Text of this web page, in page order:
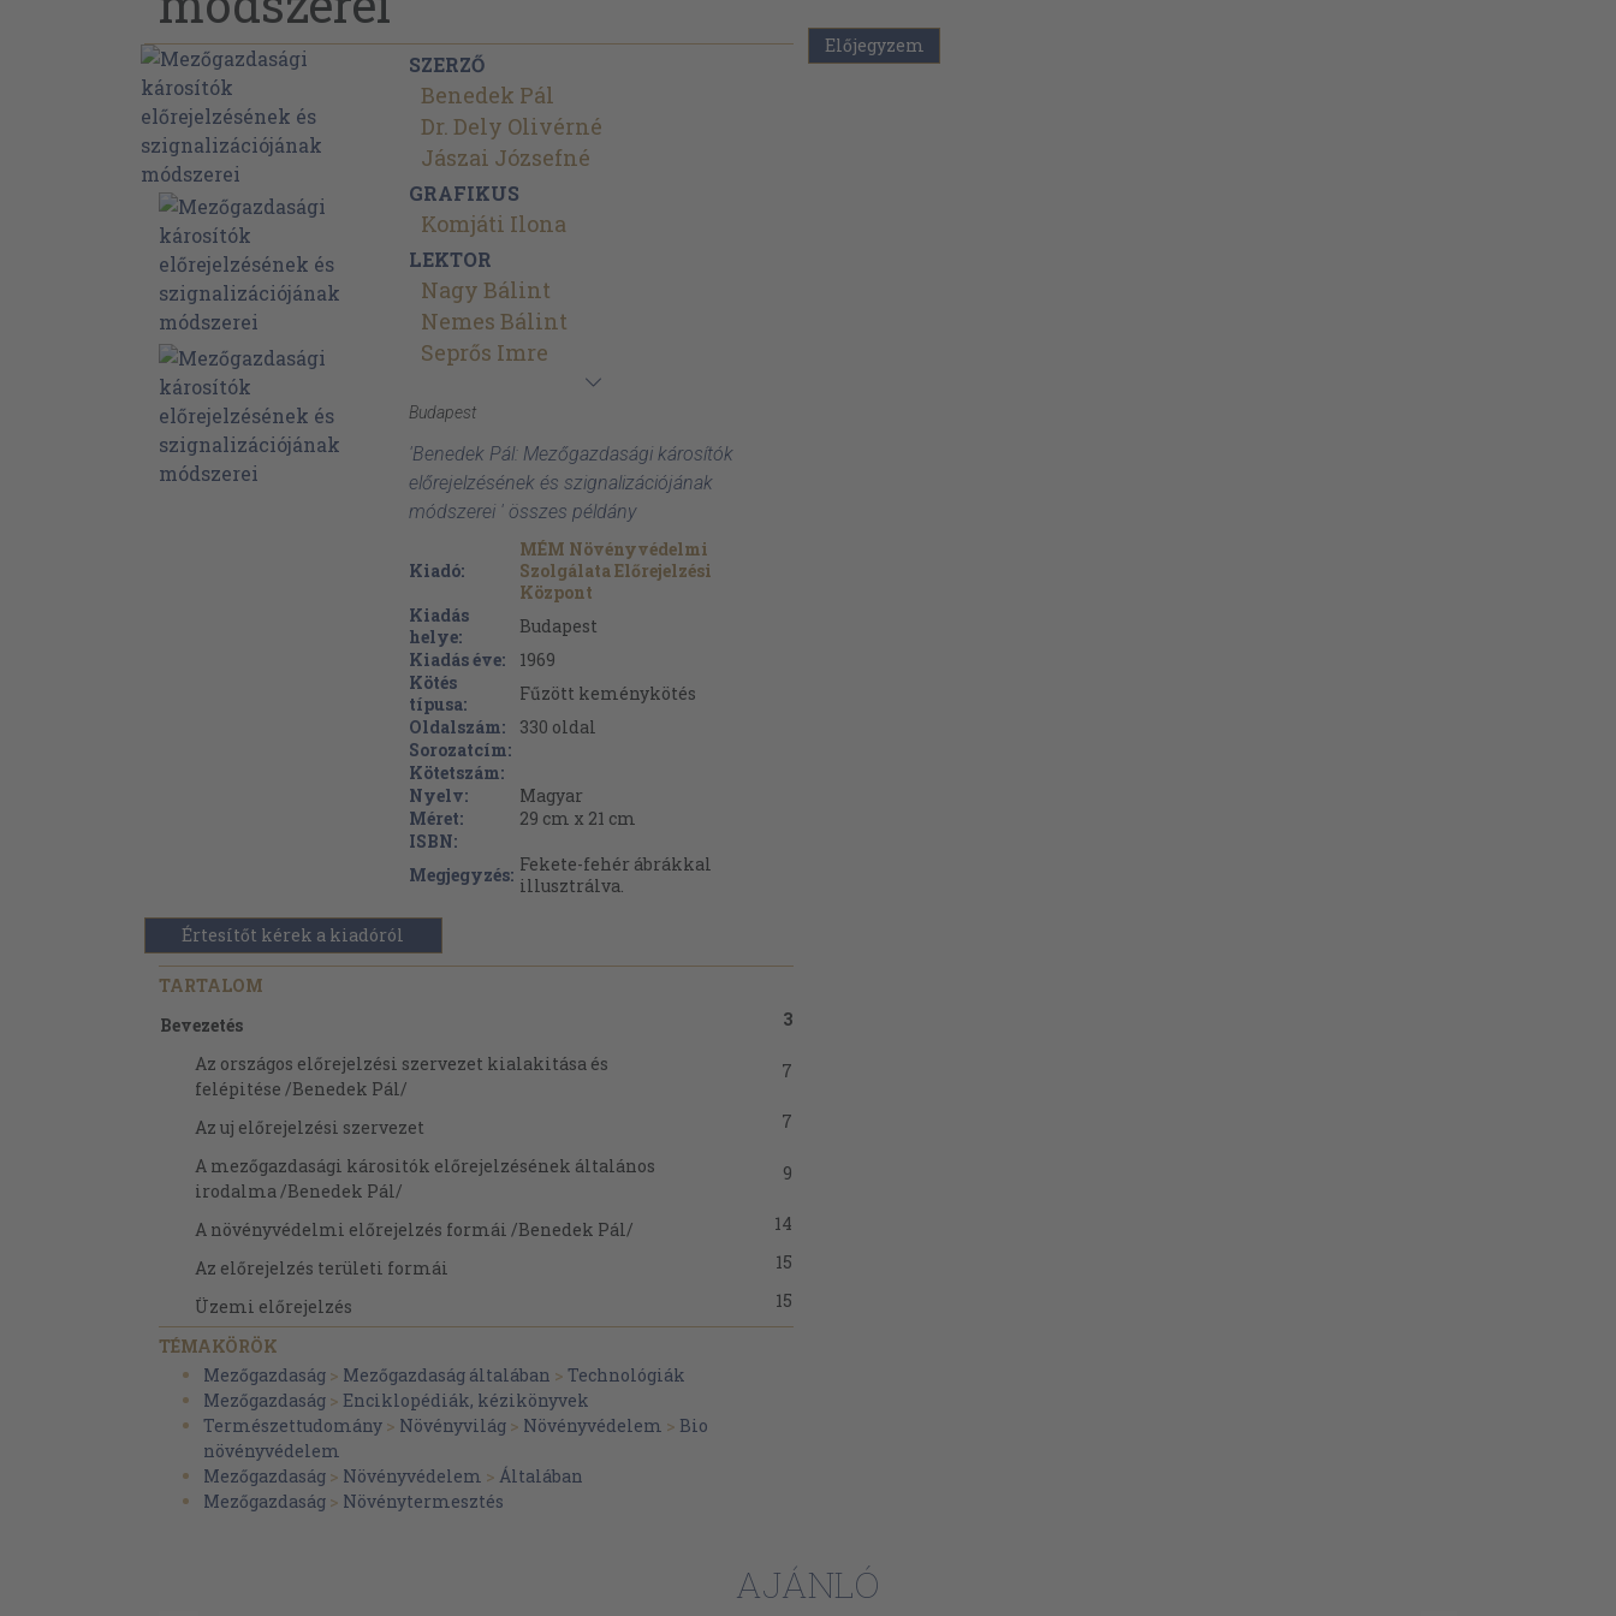
SZERZŐ
Benedek Pál
Dr. Dely Olivérné
Jászai Józsefné
GRAFIKUS
Komjáti Ilona
LEKTOR
Nagy Bálint
Nemes Bálint
Seprős Imre
Budapest
'Benedek Pál: Mezőgazdasági károsítók
előrejelzésének és szignalizációjának
módszerei ' összes példány
Kiadó:
MÉM Növényvédelmi
Szolgálata Előrejelzési
Központ
Kiadás
helye:
Budapest
Kiadás éve:
1969
Kötés
típusa:
Fűzött keménykötés
Oldalszám:
330 oldal
Sorozatcím:
Kötetszám:
Nyelv:
Magyar
Méret:
29 cm x 21 cm
ISBN:
Megjegyzés: Fekete-fehér ábrákkal
illusztrálva.
Értesítőt kérek a kiadóról
TARTALOM
Bevezetés
3
Az országos előrejelzési szervezet kialakitása és
felépitése /Benedek Pál/
7
Az uj előrejelzési szervezet
7
A mezőgazdasági kárositók előrejelzésének általános
irodalma /Benedek Pál/
9
A növényvédelmi előrejelzés formái /Benedek Pál/
14
Az előrejelzés területi formái
15
Üzemi előrejelzés
15
Tájegységi előrejelzés
Országos előrejelzés
Nemzetközi és kontinentális előrejelzés
Az előrejelzés időbeli fokozatai
Szignalizáció
17
TÉMAKÖRÖK
Mezőgazdaság > Mezőgazdaság általában > Technológiák
Mezőgazdaság > Enciklopédiák, kézikönyvek
Természettudomány > Növényvilág > Növényvédelem > Bio
növényvédelem
Mezőgazdaság > Növényvédelem > Általában
Mezőgazdaság > Növénytermesztés
Előjegyzem
AJÁNLÓ